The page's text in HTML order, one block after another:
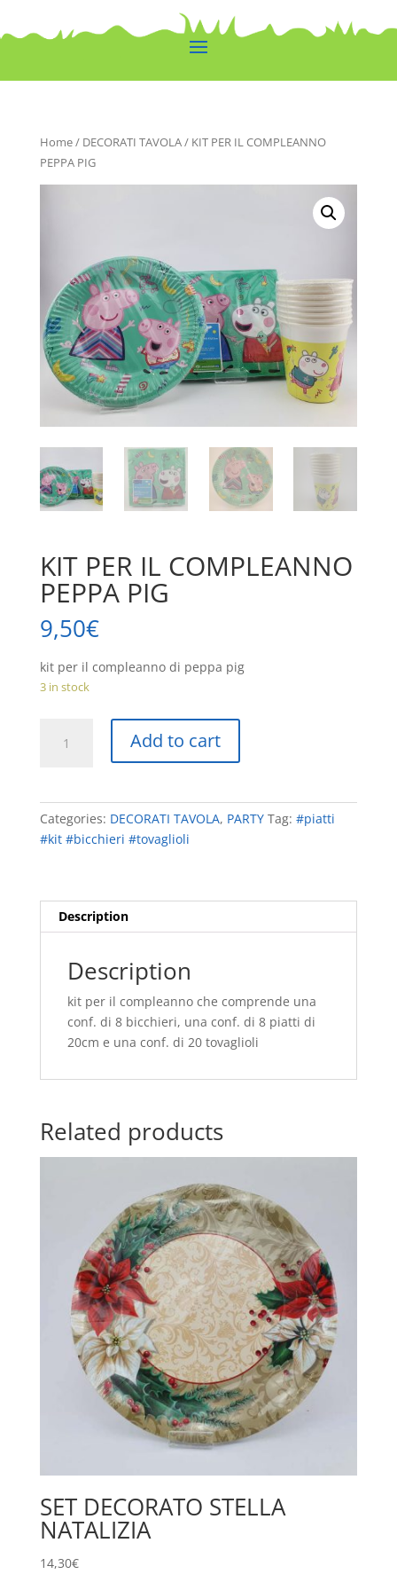
Home/ DECORATI TAVOLA/ KIT PER IL COMPLEANNO
PEPPA PIG
KIT PER IL COMPLEANNO
PEPPA PIG
9,50€
kit per il compleanno di peppa pig
3 in stock
PIG
Add to cart
Categories: DECORATI TAVOLA, PARTY Tag: #piatti
#kit #bicchieri #tovaglioli
Description
Description
kit per il compleanno che comprende una
conf. di 8 bicchieri, una conf. di 8 piatti di
20cm e una conf. di 20 tovaglioli
Related products
SET DECORATO STELLA
NATALIZIA
14,30€